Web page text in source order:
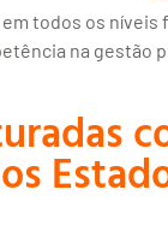
todos os níveis
na gestão